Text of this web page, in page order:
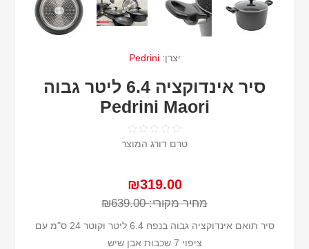
יצרן: Pedrini
סיר אינדוקציה 6.4 ליטר גבוה
Pedrini Maori
טרם דורג המוצר
₪319.00
מחיר מקורי: ₪639.00
סיר תואם אינדוקציה גבוה בנפח 6.4 ליטר וקוטר 24 ס"מ עם
ציפוי 7 שכבות אבן שיש